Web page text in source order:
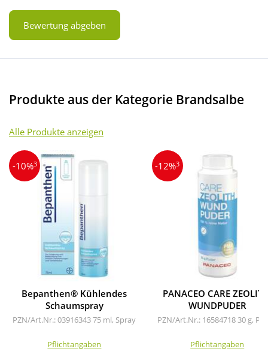
Bewertung abgeben
Produkte aus der Kategorie Brandsalbe
Alle Produkte anzeigen
-10%3
Bepanthen® Kühlendes
Schaumspray
PZN/Art.Nr.: 0391634375 ml, Spray
Pflichtangaben
-12%3
PANACEO CARE
WUNDPUDER
PZN/Art.Nr.: 16584718 30 g,
Pflichtangaben